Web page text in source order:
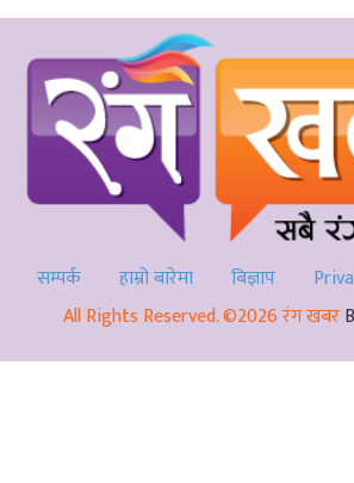
सम्पर्क हाम्रो बारेमा बिज्ञाप
All Rights Reserved. ©2026 रंग खबर